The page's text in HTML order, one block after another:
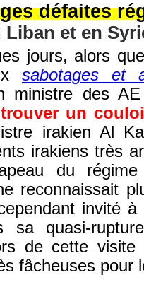
défaites
Liban et en
jours, alors
sabotages et
ministre des
trouver un
irakien Al
irakiens très
du
reconnaissait
invité
sa quasi-
de cette
fâcheuses pour